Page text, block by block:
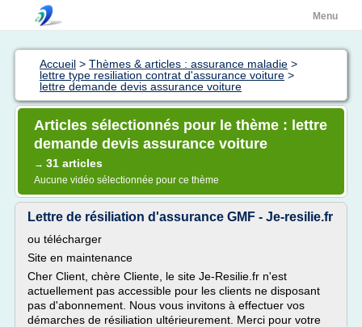
Menu
Accueil > Thèmes & articles : assurance maladie >
lettre type resiliation contrat d'assurance voiture >
lettre demande devis assurance voiture
Articles sélectionnés pour le thème : lettre
demande devis assurance voiture
→ 31 articles
Aucune vidéo sélectionnée pour ce thème
Lettre de résiliation d'assurance GMF - Je-resilie.fr
ou télécharger
Site en maintenance
Cher Client, chère Cliente, le site Je-Resilie.fr n'est
actuellement pas accessible pour les clients ne disposant
pas d'abonnement. Nous vous invitons à effectuer vos
démarches de résiliation ultérieurement. Merci pour votre